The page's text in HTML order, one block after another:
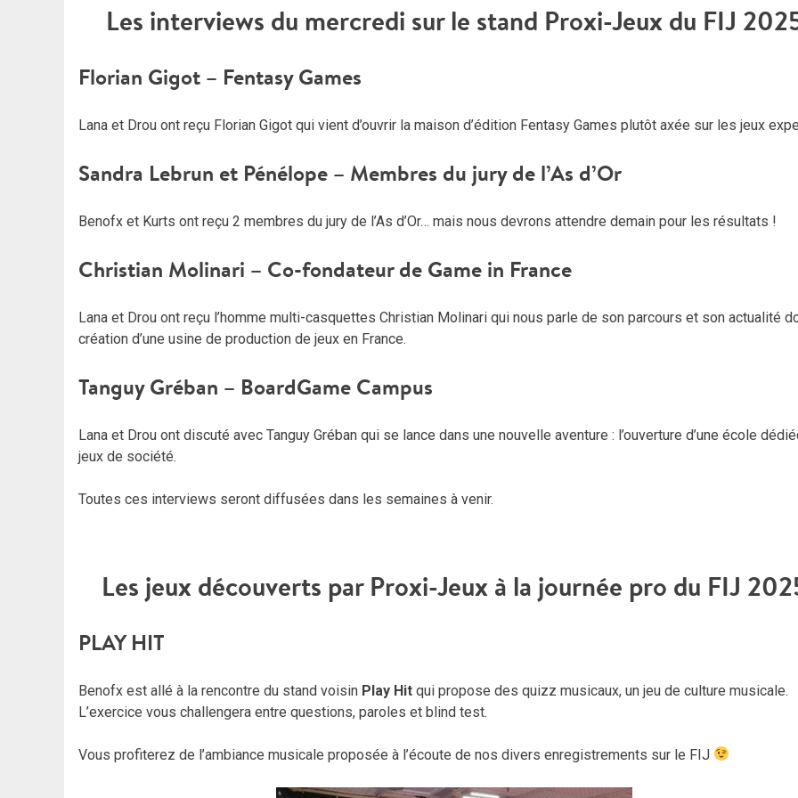
Les interviews du mercredi sur le stand Proxi-Jeux du FIJ
Florian Gigot – Fentasy Games
Lana et Drou ont reçu Florian Gigot qui vient d’ouvrir la maison d’édition Fentasy Games plutôt axée sur les jeux
Sandra Lebrun et Pénélope – Membres du jury de l’As d’Or
Benofx et Kurts ont reçu 2 membres du jury de l’As d’Or… mais nous devrons attendre demain pour les résultats !
Christian Molinari – Co-fondateur de Game in France
Lana et Drou ont reçu l’homme multi-casquettes Christian Molinari qui nous parle de son parcours et son actualité
création d’une usine de production de jeux en France.
Tanguy Gréban – BoardGame Campus
Lana et Drou ont discuté avec Tanguy Gréban qui se lance dans une nouvelle aventure : l’ouverture d’une école
jeux de société.
Toutes ces interviews seront diffusées dans les semaines à venir.
Les jeux découverts par Proxi-Jeux à la journée pro du FIJ
PLAY HIT
Benofx est allé à la rencontre du stand voisin Play Hit qui propose des quizz musicaux, un jeu de culture musicale.
L’exercice vous challengera entre questions, paroles et blind test.
Vous profiterez de l’ambiance musicale proposée à l’écoute de nos divers enregistrements sur le FIJ